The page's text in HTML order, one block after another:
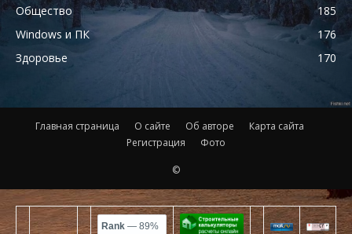
Общество
185
Windows и ПК
176
Здоровье
170
Главная страница О сайте Об авторе
Карта сайта
Регистрация
Фото
©
Rank — 89%